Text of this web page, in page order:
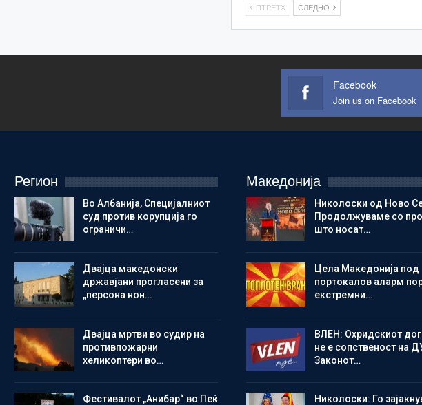
ПТРЕТХ СЛЕДНО
Facebook
Join us on Facebook
Регион
Во Албанија, Специјалниот
суд против корупција го
ограничи…
Двајца македонски
државјани прогласени за
„персона нон…
Двајца мртви во судир на
противпожарни
хеликоптери во…
Фестивалот „Анибар“ во Пеќ
Македонија
Николоски од Ново
Продолжуваме со
што носат…
Цела Македонија под
портокалов аларм
екстремни…
ВЛЕН: Охридскиот
не е сопственост на
Законот…
Николоски: Го